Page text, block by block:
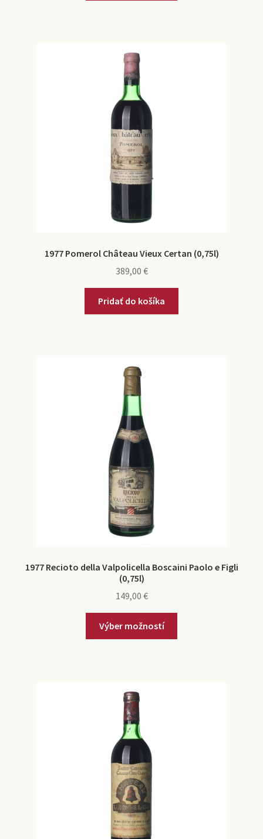
1977 Pomerol Château Vieux Certan (0,75l)
389,00 €
Pridať do košíka
1977 Recioto della Valpolicella Boscaini Paolo e Figli
(0,75l)
149,00 €
Výber možností